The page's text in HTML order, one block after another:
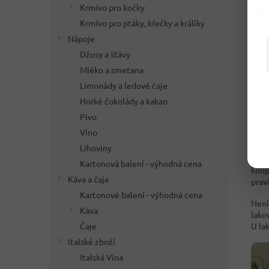
Krmivo pro kočky
Krmivo pro ptáky, křečky a králíky
Nápoje
Džusy a šťávy
Mléko a smetana
Limonády a ledové čaje
Horké čokolády a kakao
Pivo
Víno
Lihoviny
Kartonová balení - výhodná cena
Káva a čaje
Kartonové balení - výhodná cena
Káva
Čaje
Italské zboží
Italská Vína
U